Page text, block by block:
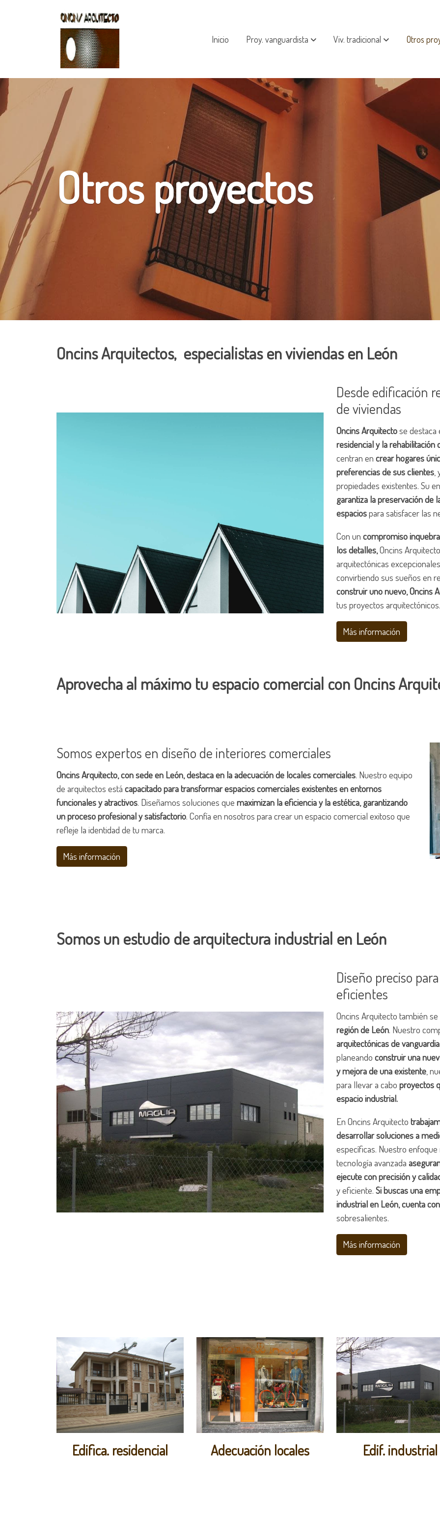
Inicio Proy. vanguardista Viv. tradicional Otros
Otros proyectos
Oncins Arquitectos, especialistas en viviendas en León
Desde edificación
de viviendas
Oncins Arquitectose destaca
residencial y la rehabilitación
centran en crear hogares
preferencias de sus clientes,
propiedades existentes. Su
garantiza la preservación de
espaciospara satisfacer las
Con un compromiso
los detalles,Oncins
arquitectónicas
convirtiendo sus sueños en
construir uno nuevo, Oncins
tus proyectos arquitectónicos.
Más información
Aprovecha al máximo tu espacio comercial con Oncins
Somos expertos en diseño de interiores comerciales
Oncins Arquitecto, con sede en León, destaca en la adecuación de locales comerciales. Nuestro equipo
de arquitectos está capacitado para transformar espacios comerciales existentes en entornos
funcionales y atractivos. Diseñamos soluciones que maximizan la eficiencia y la estética, garantizando
un proceso profesional y satisfactorio. Confía en nosotros para crear un espacio comercial exitoso que
refleje la identidad de tu marca.
Más información
Somos un estudio de arquitectura industrial en León
Diseño preciso
eficientes
Oncins Arquitecto también
región de León. Nuestro
arquitectónicas de
planeando construir una
y mejora de una existente,
para llevar a cabo proyectos
espacio industrial.
En Oncins Arquitecto
desarrollar soluciones a
específicas. Nuestro
tecnología avanzada
ejecute con precisión y
y eficiente. Si buscas una
industrial en León, cuenta
sobresalientes.
Más información
Edifica. residencial Adecuación locales Edif. industrial